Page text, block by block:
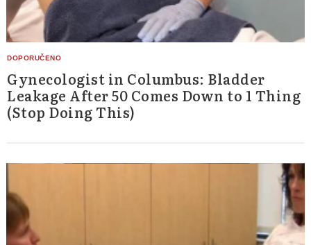
Gynecologist in Columbus: Bladder
Leakage After 50 Comes Down to 1 Thing
(Stop Doing This)